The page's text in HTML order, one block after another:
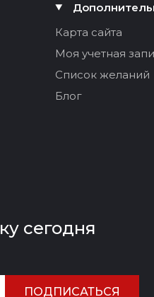
Карта сайта
Моя учетная
Список желаний
Блог
сегодня
ПОДПИСАТЬСЯ